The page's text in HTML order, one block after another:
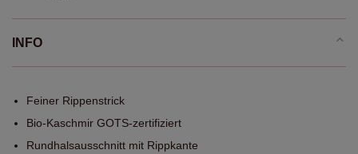
INFO
Feiner Rippenstrick
Bio-Kaschmir GOTS-zertifiziert
Rundhalsausschnitt mit Rippkante